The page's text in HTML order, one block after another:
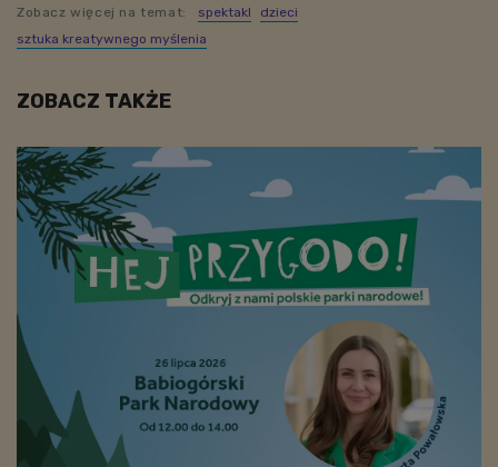
Zobacz więcej na temat: spektakl
dzieci
sztuka kreatywnego myślenia
ZOBACZ TAKŻE